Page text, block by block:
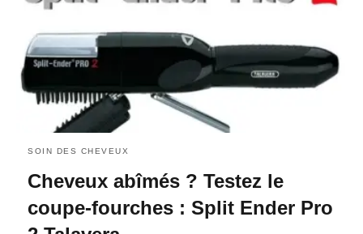
SOIN DES CHEVEUX
Cheveux abîmés ? Testez le
coupe-fourches : Split Ender Pro